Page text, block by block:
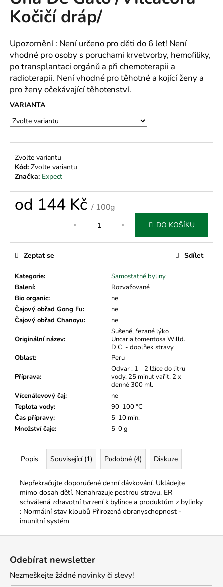
0,0
z
hvězdiček.
Kočičí dráp/
Upozornění : Není určeno pro děti do 6 let! Není
vhodné pro osoby s poruchami krvetvorby, hemofiliky,
po transplantaci orgánů a při chemoterapii a
radioterapii. Není vhodné pro těhotné a kojící ženy a
pro ženy očekávající těhotenství.
VARIANTA
Zvolte variantu
Kód: Zvolte variantu
Značka: Expect
od 144 Kč / 100g
DO KOŠÍKU
Kategorie:
Samostatné byliny
Balení:
Rozvažované
Bio organic:
ne
Čajový obřad Gong Fu:
ne
Čajový obřad Chanoyu: ne
Originální název:
Sušené, řezané lýko
Uncaria tomentosa Willd.
D.C. - doplňek stravy
Oblast: Peru
Příprava:
Odvar : 1 - 2 lžíce do litru
vody, 25 minut vařit, 2 x
denně 300 ml.
Vícenálevový čaj:
ne
Teplota vody:
90-100 °C
Čas přípravy:
5-10 min.
Množství čaje: 5-0 g
Zeptat se Sdílet
Popis Související (1) Podobné (4) Diskuze
Nepřekračujte doporučené denní dávkování. Ukládejte
mimo dosah dětí. Nenahrazuje pestrou stravu. ER
schválená zdravotní tvrzení k bylince a produktům z bylinky
: Normální stav kloubů Přirozená obranyschopnost -
imunitní systém
a
j
í
t
?
HLEDAT
D
o
p
o
j
Odebírat newsletter
Nezmeškejte žádné novinky či slevy!